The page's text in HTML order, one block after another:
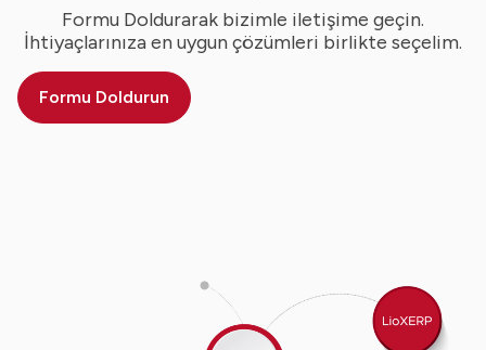
Formu Doldurarak bizimle iletişime geçin.
İhtiyaçlarınıza en uygun çözümleri birlikte seçelim.
Formu Doldurun